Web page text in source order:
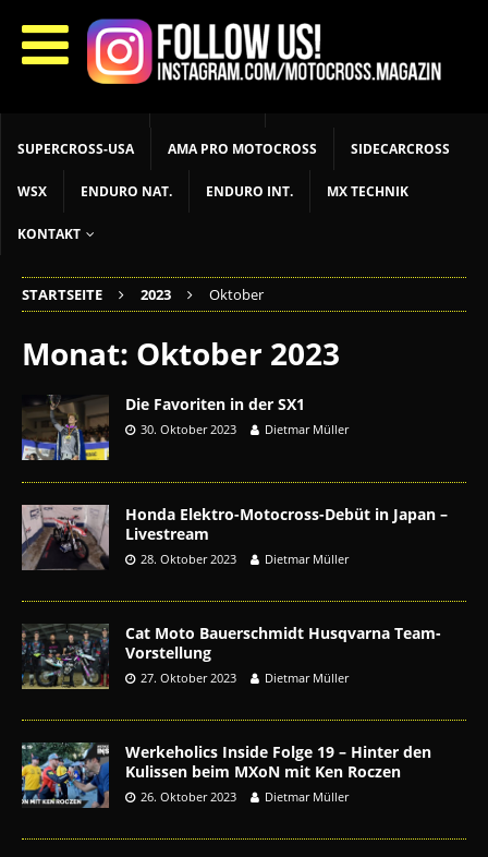
START LIVETIMING MX NEWS MX YOUTH
MX WOMEN MXGP ADAC MX MASTERS MOTOCROSS INT
SUPERCROSS-USA AMA PRO MOTOCROSS SIDECARCROSS
WSX ENDURO NAT. ENDURO INT. MX TECHNIK
KONTAKT
STARTSEITE 2023 Oktober
Monat: Oktober 2023
Die Favoriten in der SX1
30. Oktober 2023 Dietmar Müller
Honda Elektro-Motocross-Debüt in Japan –
Livestream
28. Oktober 2023 Dietmar Müller
Cat Moto Bauerschmidt Husqvarna Team-
Vorstellung
27. Oktober 2023 Dietmar Müller
Werkeholics Inside Folge 19 – Hinter den
Kulissen beim MXoN mit Ken Roczen
26. Oktober 2023 Dietmar Müller